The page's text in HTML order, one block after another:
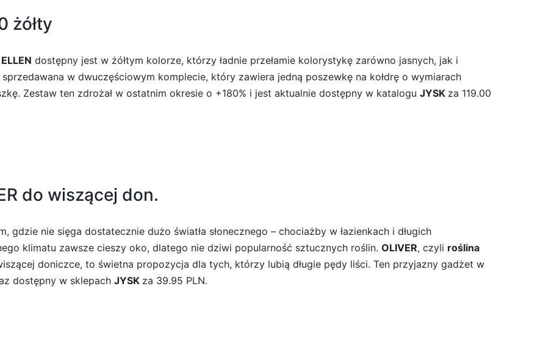
żółty
dostępny jest w żółtym kolorze, którzy ładnie przełamie kolorystykę zarówno jasnych, jak i
w dwuczęściowym komplecie, który zawiera jedną poszewkę na kołdrę o wymiarach
Zestaw ten zdrożał w ostatnim okresie o +180% i jest aktualnie dostępny w katalogu JYSK za 119.00
do wiszącej don.
gdzie nie sięga dostatecznie dużo światła słonecznego – chociażby w łazienkach i długich
klimatu zawsze cieszy oko, dlatego nie dziwi popularność sztucznych roślin. OLIVER, czyli roślina
doniczce, to świetna propozycja dla tych, którzy lubią długie pędy liści. Ten przyjazny gadżet w
dostępny w sklepach JYSK za 39.95 PLN.